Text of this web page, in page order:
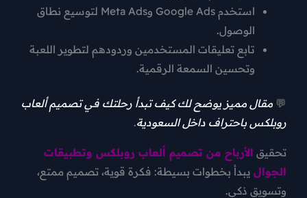
استخدمGoogle Ads وMeta Ads
لتوسيع نطاق
الوصول.
تابع تعليقات المستخدمين وردودهم لتطوير اللعبة
وتحسين السمعة الرقمية.
💬 مقال مميز يوضح لك كيف تبدأ رحلتك في تصميم ألعاب
روبلكس باحتراف داخل السعودية.
تحقيق الأرباح من تصميم ألعاب روبلكس وتطبيقات
الجوال يبدأ بخطوات بسيطة: فكرة قوية، تصميم ممتع،
وتسويق ذكي.